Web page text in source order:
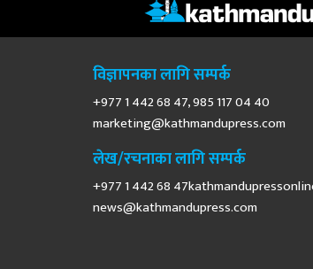
विज्ञापनका लागि सम्पर्क
+977 1 442 68 47, 985 117 04 40
marketing@kathmandupress.com
लेख/रचनाका लागि सम्पर्क
+977 1 442 68
news@kathmandupress.com